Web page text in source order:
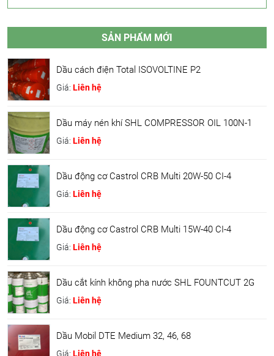
SẢN PHẨM MỚI
Dầu cách điện Total ISOVOLTINE P2
Giá: Liên hệ
Dầu máy nén khí SHL COMPRESSOR OIL 100N-1
Giá: Liên hệ
Dầu động cơ Castrol CRB Multi 20W-50 CI-4
Giá: Liên hệ
Dầu động cơ Castrol CRB Multi 15W-40 CI-4
Giá: Liên hệ
Dầu cắt kính không pha nước SHL FOUNTCUT 2G
Giá: Liên hệ
Dầu Mobil DTE Medium 32, 46, 68
Giá: Liên hệ